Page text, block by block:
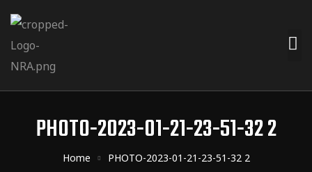
PHOTO-2023-01-21-23-51-32 2
Home PHOTO-2023-01-21-23-51-32 2